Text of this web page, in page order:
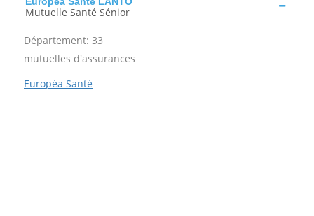
Mutuelle Santé Sénior
Département: 33
mutuelles d'assurances
Européa Santé